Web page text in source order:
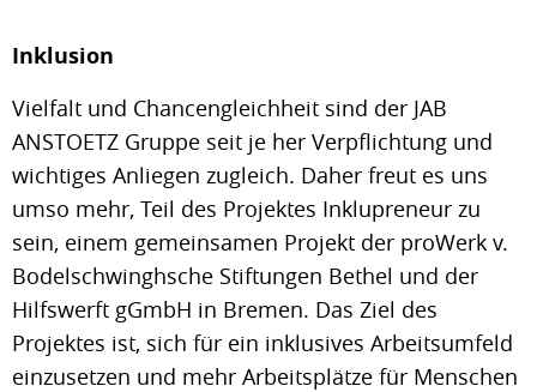
Inklusion
Vielfalt und Chancengleichheit sind der JAB
ANSTOETZ Gruppe seit je her Verpflichtung und
wichtiges Anliegen zugleich. Daher freut es uns
umso mehr, Teil des Projektes Inklupreneur zu
sein, einem gemeinsamen Projekt der proWerk v.
Bodelschwinghsche Stiftungen Bethel und der
Hilfswerft gGmbH in Bremen. Das Ziel des
Projektes ist, sich für ein inklusives Arbeitsumfeld
einzusetzen und mehr Arbeitsplätze für Menschen